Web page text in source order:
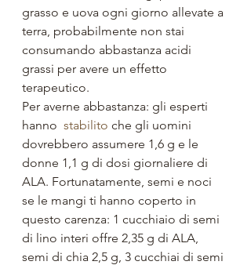
grasso e uova ogni giorno allevate a
terra, probabilmente non stai
consumando abbastanza acidi
grassi per avere un effetto
terapeutico.
Per averne abbastanza: gli esperti
hanno stabilito che gli uomini
dovrebbero assumere 1,6 g e le
donne 1,1 g di dosi giornaliere di
ALA. Fortunatamente, semi e noci
se le mangi ti hanno coperto in
questo carenza: 1 cucchiaio di semi
di lino interi offre 2,35 g di ALA,
semi di chia 2,5 g, 3 cucchiai di semi